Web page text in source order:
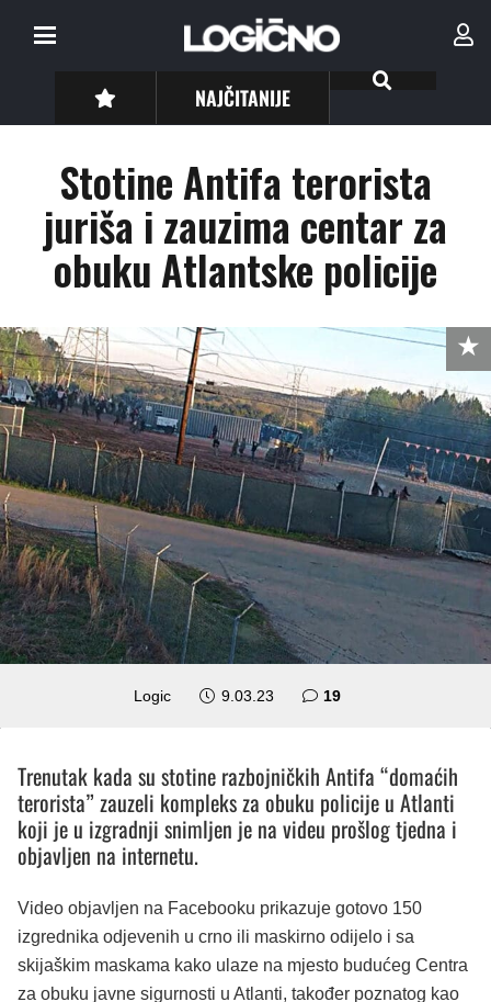
NAJČITANIJE
Stotine Antifa terorista
juriša i zauzima centar za
obuku Atlantske policije
Logic 9.03.23 19komentara
Trenutak kada su stotine razbojničkih Antifa “domaćih
terorista” zauzeli kompleks za obuku policije u Atlanti
koji je u izgradnji snimljen je na videu prošlog tjedna i
objavljen na internetu.
Video objavljen na Facebooku prikazuje gotovo 150
izgrednika odjevenih u crno ili maskirno odijelo i sa
skijaškim maskama kako ulaze na mjesto budućeg Centra
za obuku javne sigurnosti u Atlanti, također poznatog kao